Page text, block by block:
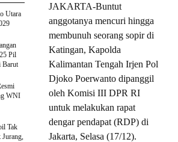
JAKARTA-Buntut
anggotanya mencuri hingga
membunuh seorang sopir di
Katingan, Kapolda
Kalimantan Tengah Irjen Pol
Djoko Poerwanto dipanggil
oleh Komisi III DPR RI
untuk melakukan rapat
dengar pendapat (RDP) di
Jakarta, Selasa (17/12).
Utara
Pil
Barut
WNI
Tak